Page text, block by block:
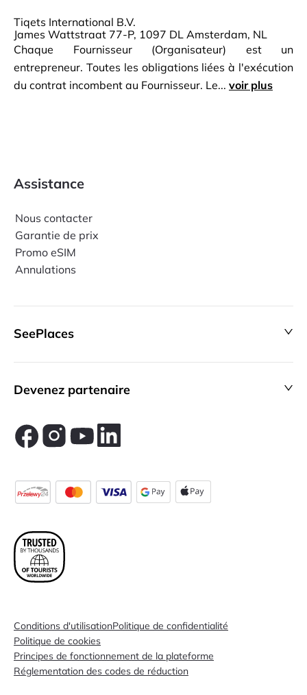
Tiqets International B.V.
James Wattstraat 77-P, 1097 DL Amsterdam, NL
Chaque Fournisseur (Organisateur) est un
entrepreneur. Toutes les obligations liées à l'exécution
du contrat incombent au Fournisseur. Le... voir plus
Assistance
Nous contacter
Garantie de prix
Promo eSIM
Annulations
SeePlaces
Devenez partenaire
Conditions d'utilisationPolitique de confidentialité
Politique de cookies
Principes de fonctionnement de la plateforme
Réglementation des codes de réduction